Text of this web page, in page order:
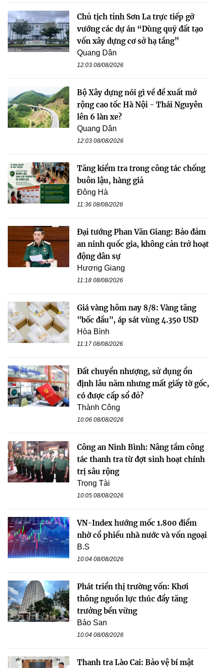
Chủ tịch tỉnh Sơn La trực tiếp gỡ
vướng các dự án “Dùng quỹ đất tạo
vốn xây dựng cơ sở hạ tầng”
Quang Dân
12:03 08/08/2026
Bộ Xây dựng nói gì về đề xuất mở
rộng cao tốc Hà Nội - Thái Nguyên
lên 6 làn xe?
Quang Dân
12:03 08/08/2026
Tăng kiểm tra trong công tác chống
buôn lậu, hàng giả
Đông Hà
11:36 08/08/2026
Đại tướng Phan Văn Giang: Bảo đảm
an ninh quốc gia, không cản trở hoạt
động dân sự
Hương Giang
11:18 08/08/2026
Giá vàng hôm nay 8/8: Vàng tăng
"bốc đầu", áp sát vùng 4.350 USD
Hòa Bình
11:17 08/08/2026
Đất chuyển nhượng, sử dụng ổn
định lâu năm nhưng mất giấy tờ gốc,
có được cấp sổ đỏ?
Thành Công
10:06 08/08/2026
Công an Ninh Bình: Nâng tầm công
tác thanh tra từ đợt sinh hoạt chính
trị sâu rộng
Trọng Tài
10:05 08/08/2026
VN-Index hướng mốc 1.800 điểm
nhờ cổ phiếu nhà nước và vốn ngoại
B.S
10:04 08/08/2026
Phát triển thị trường vốn: Khơi
thông nguồn lực thúc đẩy tăng
trưởng bền vững
Bảo San
10:04 08/08/2026
Thanh tra Lào Cai: Bảo vệ bí mật